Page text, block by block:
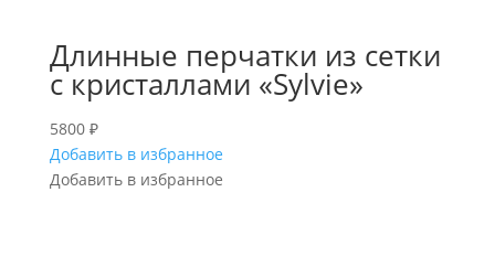
Длинные перчатки из сетки
с кристаллами «Sylvie»
5800 ₽
Добавить в избранное
Добавить в избранное